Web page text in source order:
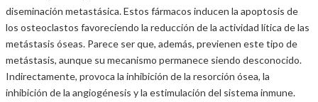
diseminación metastásica. Estos fármacos inducen la apoptosis de
los osteoclastos favoreciendo la reducción de la actividad lítica de las
metástasis óseas. Parece ser que, además, previenen este tipo de
metástasis, aunque su mecanismo permanece siendo desconocido.
Indirectamente, provoca la inhibición de la resorción ósea, la
inhibición de la angiogénesis y la estimulación del sistema inmune.